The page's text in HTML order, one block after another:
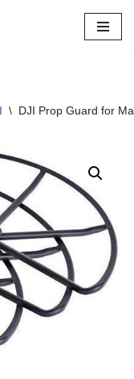
\ DJI Prop Guard for